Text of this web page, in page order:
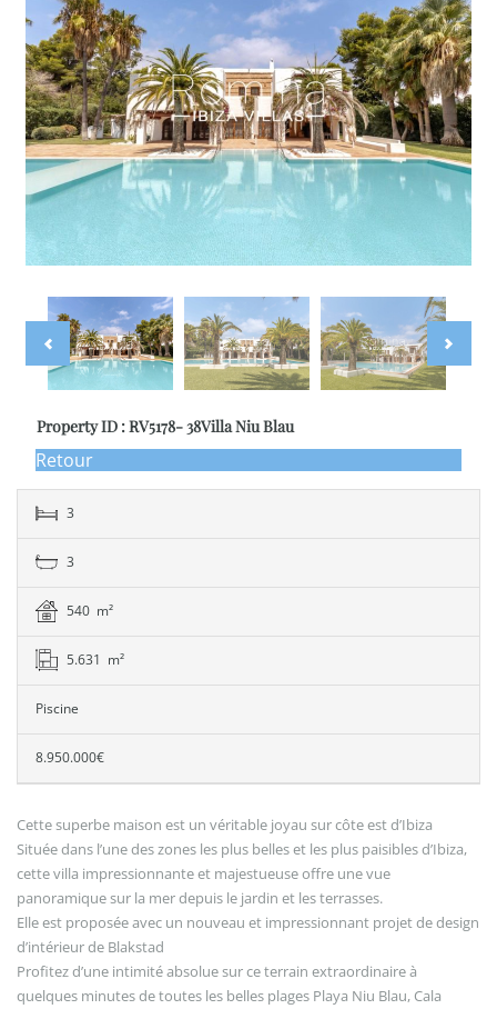
Property ID : RV5178- 38Villa Niu Blau
Retour
3
3
540 m²
5.631 m²
Piscine
8.950.000€
Cette superbe maison est un véritable joyau sur côte est d’Ibiza
Située dans l’une des zones les plus belles et les plus paisibles d’Ibiza,
cette villa impressionnante et majestueuse offre une vue
panoramique sur la mer depuis le jardin et les terrasses.
Elle est proposée avec un nouveau et impressionnant projet de design
d’intérieur de Blakstad
Profitez d’une intimité absolue sur ce terrain extraordinaire à
quelques minutes de toutes les belles plages Playa Niu Blau, Cala